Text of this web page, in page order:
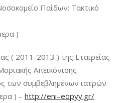
Παίδων: Τακτικό
)
( 2011-2013 ) της Εταιρείας
Απεικόνισης
των συμβεβλημένων ιατρών
) – http://eni–eopyy.gr/